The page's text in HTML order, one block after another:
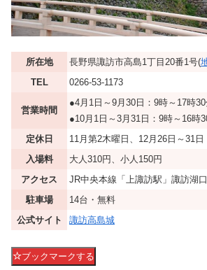
所在地 長野県諏訪市高島1丁目20番1号(
TEL
0266-53-1173
営業時間
●4月1日～9月30日：9時～17時30
●10月1日～3月31日：9時～16時
定休日
11月第2木曜日、12月26日～31日
入場料
大人310円、小人150円
アクセス
JR中央本線「上諏訪駅」諏訪湖
駐車場
14台・無料
公式サイト
諏訪高島城
ブックマークする